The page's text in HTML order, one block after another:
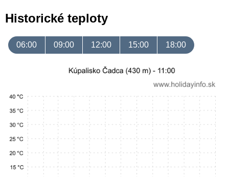
Historické teploty
06:00 09:00 12:00 15:00 18:00